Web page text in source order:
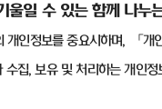
울일 수 있는 함께 나누
개인정보를 중요시하며, 「개
수집, 보유 및 처리하는 개인